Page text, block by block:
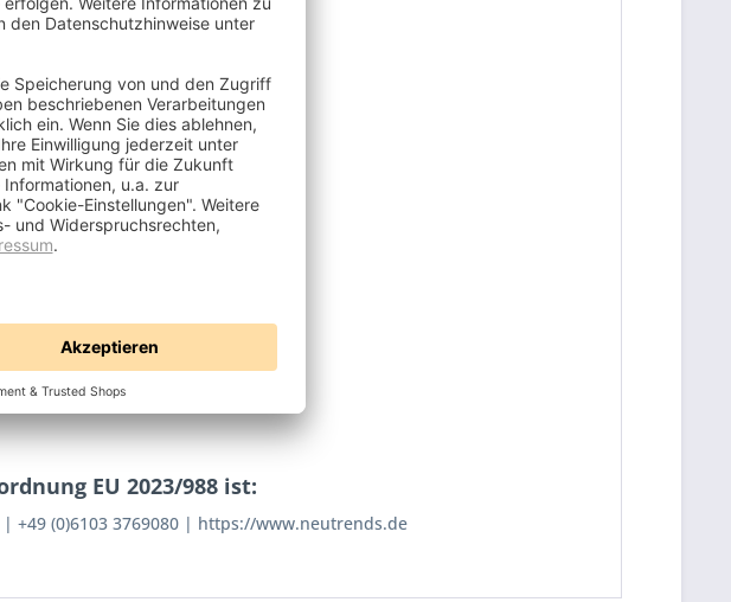
EU 2023/988 ist:
+49 (0)6103 3769080 https://www.neutrends.de